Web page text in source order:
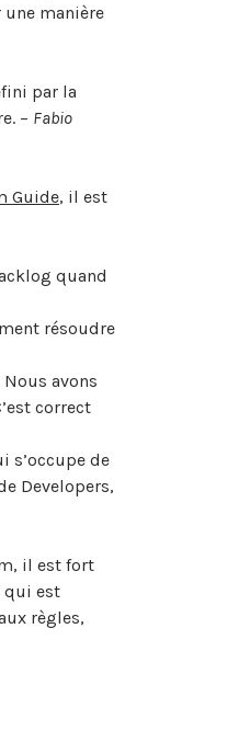
une manière
par la
– Fabio
Guide, il est
quand
résoudre
avons
correct
s’occupe de
Developers,
il est fort
qui est
règles,